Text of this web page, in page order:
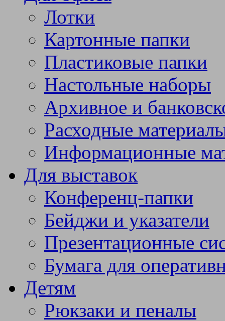
Лотки
Картонные папки
Пластиковые папки
Настольные наборы
Архивное и
Расходные
Информационные
Для выставок
Конференц-папки
Бейджи и указатели
Презентационные
Бумага для
Детям
Рюкзаки и пеналы